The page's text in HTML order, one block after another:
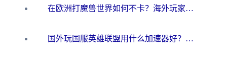
在欧洲打魔兽世界如何不卡？海外玩家的国服游戏加速终极攻略
国外玩国服英雄联盟用什么加速器好？海外党亲测有效的国服游戏加速指南